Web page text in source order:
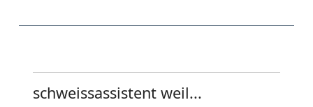
schweissassistent weil...